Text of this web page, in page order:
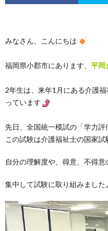
みなさん、こんにちは
福岡県小郡市にあります、 平岡
2年生は、来年1月にある介護
っています
先日、全国統一模試の「学力
この試験は介護福祉士の国家
自分の理解度や、得意、不得
集中して試験に取り組みました